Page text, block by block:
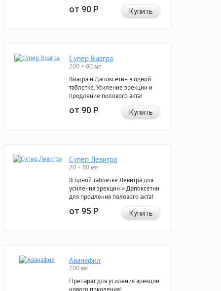
от 90Р Купить
Супер Виагра
100 + 60 мг
Виагра и Дапоксетин в одной
таблетке. Усиление эрекции и
продление полового акта!
от 90Р Купить
Супер Левитра
20 + 60 мг
В одной таблетке Левитра для
усиления эрекции и Дапоксетин
для продления полового акта!
от 95Р Купить
Аванафил
100 мг
Препарат для усиления эрекции